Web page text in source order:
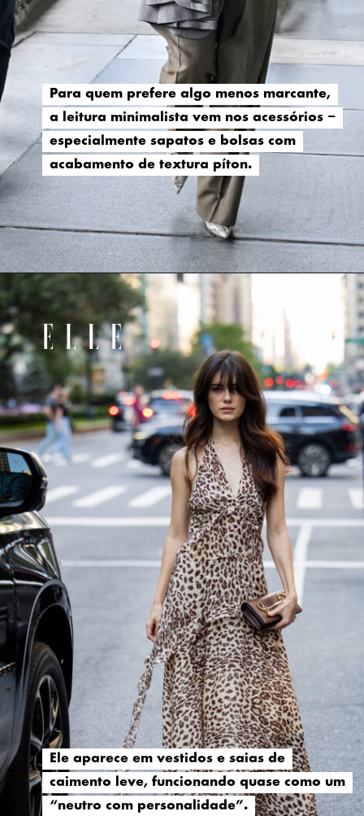
Para quem prefere algo menos marcante,
a leitura minimalista vem nos acessórios –
especialmente sapatos e bolsas com
acabamento de textura píton.
Para quem prefere algo menos marcante,
a leitura minimalista vem nos acessórios –
especialmente sapatos e bolsas com
acabamento de textura píton.
Ele aparece em vestidos e saias de
caimento leve, funcionando quase como um
“neutro com personalidade”.
Ele aparece em vestidos e saias de
caimento leve, funcionando quase como um
“neutro com personalidade”.